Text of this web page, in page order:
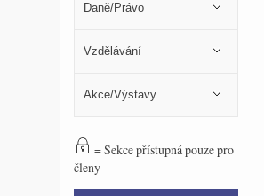
Daně/Právo
Vzdělávání
Akce/Výstavy
= Sekce přístupná pouze pro
členy